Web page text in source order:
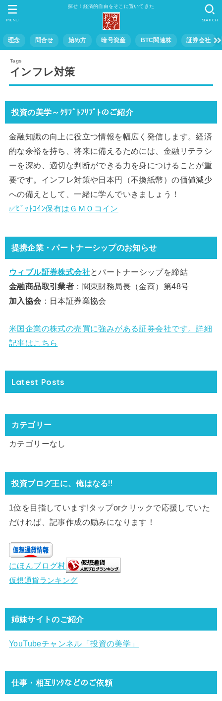
探せ！経済的自由をそこに置いてきた
理念 問合せ 始め方 暗号資産 BTC関連株 証券会社
SEARCH
MENU
インフレ対策
投資の美学～ｸﾘﾌﾟﾄﾌﾘﾌﾟﾄのご紹介
金融知識の向上に役立つ情報を幅広く発信します。経済
的な余裕を持ち、将来に備えるためには、金融リテラシ
ーを深め、適切な判断ができる力を身につけることが重
要です。インフレ対策や日本円（不換紙幣）の価値減少
への備えとして、一緒に学んでいきましょう！
✅ﾋﾞｯﾄｺｲﾝ保有はＧＭＯコイン
提携企業・パートナーシップのお知らせ
ウィブル証券株式会社とパートナーシップを締結
金融商品取引業者 ：関東財務局長（金商）第48号
加入協会 ：日本証券業協会
米国企業の株式の売買に強みがある証券会社です。詳細
記事はこちら
Latest Posts
カテゴリー
カテゴリーなし
投資ブログ王に、俺はなる!!
1位を目指しています!タップorクリックで応援していた
だければ、記事作成の励みになります！
にほんブログ村
仮想通貨ランキング
姉妹サイトのご紹介
YouTubeチャンネル「投資の美学」
仕事・相互ﾘﾝｸなどのご依頼